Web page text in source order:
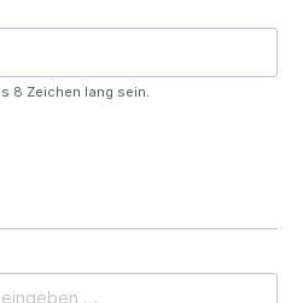
8 Zeichen lang sein.